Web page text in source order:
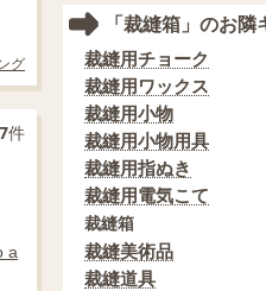
グ
件
a
「裁縫箱」のお
裁縫用チョーク
裁縫用ワックス
裁縫用小物
裁縫用小物用具
裁縫用指ぬき
裁縫用電気こて
裁縫箱
裁縫美術品
裁縫道具